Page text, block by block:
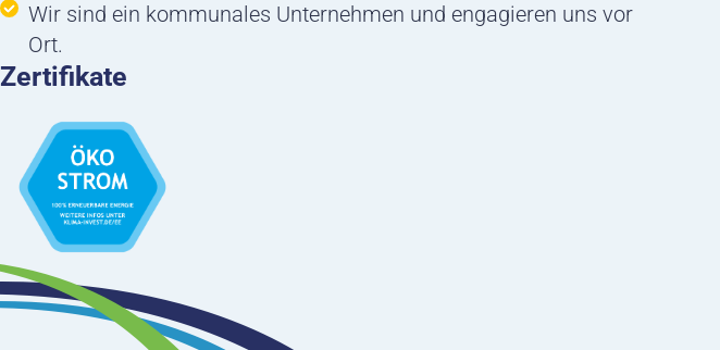
Wir sind ein kommunales Unternehmen und engagieren uns vor
Ort.
Zertifikate